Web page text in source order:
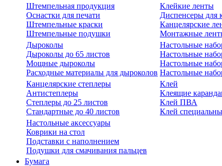
Штемпельная продукция
Оснастки для печати
Штемпельные краски
Штемпельные подушки
Клейкие ленты
Диспенсеры для
Канцелярские
Монтажные
Дыроколы
Дыроколы до 65 листов
Мощные дыроколы
Расходные материалы для дыроколов
Настольные
Настольные
Настольные
Настольные
Канцелярские степлеры
Антистеплеры
Степлеры до 25 листов
Стандартные до 40 листов
Клей
Клеящие
Клей ПВА
Клей
Настольные аксессуары
Коврики на стол
Подставки с наполнением
Подушки для смачивания пальцев
Бумага